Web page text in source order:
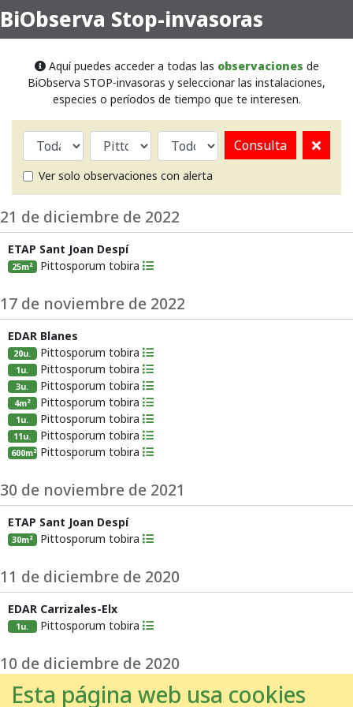
BiObserva Stop-invasoras
Aquí puedes acceder a todas las observaciones de
BiObserva STOP-invasoras y seleccionar las instalaciones,
especies o períodos de tiempo que te interesen.
Consulta
Ver solo observaciones con alerta
21 de diciembre de 2022
ETAP Sant Joan Despí
25m² Pittosporum tobira
17 de noviembre de 2022
EDAR Blanes
20u. Pittosporum tobira
1u. Pittosporum tobira
3u. Pittosporum tobira
4m² Pittosporum tobira
1u. Pittosporum tobira
11u. Pittosporum tobira
600m² Pittosporum tobira
30 de noviembre de 2021
ETAP Sant Joan Despí
30m² Pittosporum tobira
11 de diciembre de 2020
EDAR Carrizales-Elx
1u. Pittosporum tobira
10 de diciembre de 2020
ETAP Sant Joan Despí
Esta página web usa cookies